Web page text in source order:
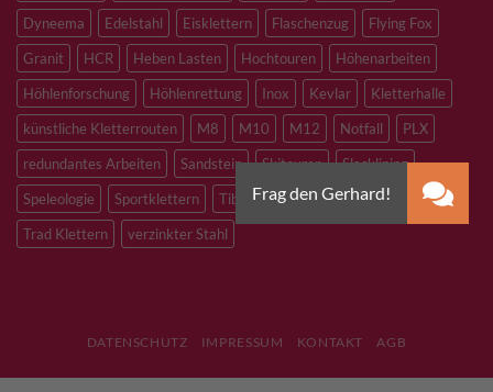
Dyneema
Edelstahl Eisklettern Flaschenzug
Flying Fox
Granit
HCR Heben Lasten Hochtouren
Höhenarbeiten
Höhlenforschung
Höhlenrettung Inox Kevlar
Kletterhalle
künstliche Kletterrouten
M8 M10 M12 Notfall
PLX
redundantes Arbeiten
Sandstein Skitouren
Slacklining
Speleologie
Sportklettern Tibetan Bridge
Titan
Trad Klettern
verzinkter Stahl
DATENSCHUTZ IMPRESSUM KONTAKT AGB